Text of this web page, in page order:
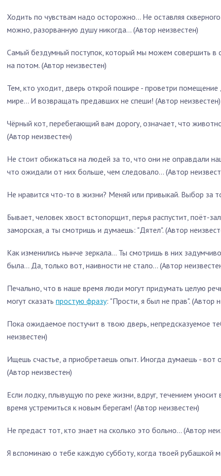
Ходить по чувствам надо осторожно... Не оставляя
можно, разорванную душу никогда... (Автор неизвестен)
Самый бездумный поступок, который мы можем совершить в
на потом. (Автор неизвестен)
Тем, кто уходит, дверь открой пошире - проветри
мире... И возвращать предавших не спеши! (Автор неизвестен)
Чёрный кот, перебегающий вам дорогу, означает, что
(Автор неизвестен)
Не стоит обижаться на людей за то, что они не оправдали
что ожидали от них больше, чем следовало... (Автор
Не нравится что-то в жизни? Меняй или привыкай. Выбор за
Бывает, человек хвост встопорщит, перья распустит, поёт-
заморская, а ты смотришь и думаешь: "Дятел". (Автор
Как изменились нынче зеркала... Ты смотришь в них
была... Да, только вот, наивности не стало... (Автор
Печально, что в наше время люди могут придумать целую
могут сказать простую фразу: "Прости, я был не прав". (Автор
Пока ожидаемое постучит в твою дверь, непредсказуемое
неизвестен)
Ищешь счастье, а приобретаешь опыт. Иногда думаешь - вот
(Автор неизвестен)
Если лодку, плывущую по реке жизни, вдруг, течением уносит
время устремиться к новым берегам! (Автор неизвестен)
Не предаст тот, кто знает на сколько это больно... (Автор
Я вспоминаю о тебе каждую субботу, когда твоей рубашкой